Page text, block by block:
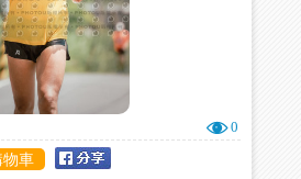
0
物車